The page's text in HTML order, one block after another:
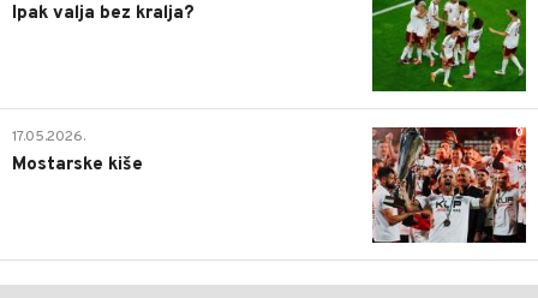
Ipak valja bez kralja?
0
17.05.2026.
Mostarske kiše